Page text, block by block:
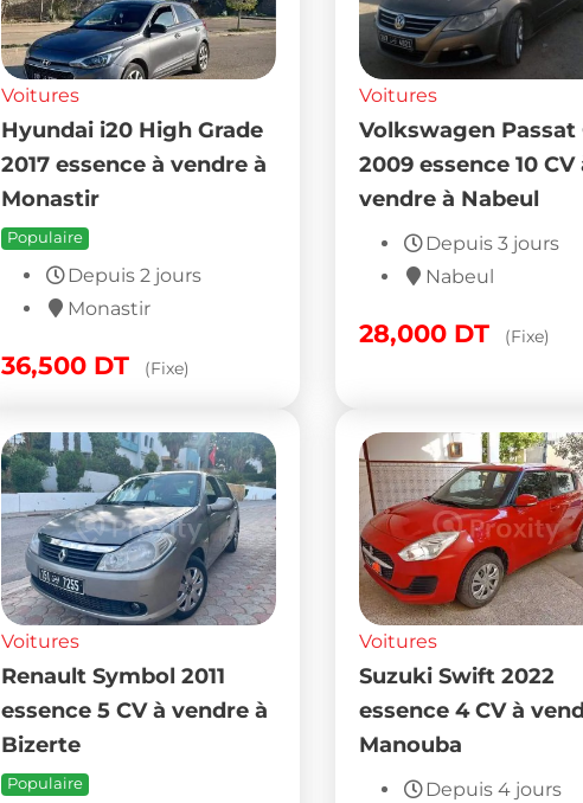
Voitures
Hyundai i20 High Grade
2017 essence à vendre à
Monastir
Populaire
Depuis 2 jours
Monastir
36,500 DT (Fixe)
Voitures
Volkswagen Passat
2009 essence 10 CV
vendre à Nabeul
Depuis 3 jours
Nabeul
28,000 DT (Fixe)
Voitures
Renault Symbol 2011
essence 5 CV à vendre à
Bizerte
Populaire
Voitures
Suzuki Swift 2022
essence 4 CV à
Manouba
Depuis 4 jours